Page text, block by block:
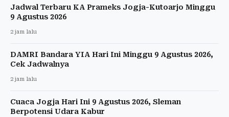
Jadwal Terbaru KA Prameks Jogja-Kutoarjo Minggu
9 Agustus 2026
2 jam lalu
DAMRI Bandara YIA Hari Ini Minggu 9 Agustus 2026,
Cek Jadwalnya
2 jam lalu
Cuaca Jogja Hari Ini 9 Agustus 2026, Sleman
Berpotensi Udara Kabur